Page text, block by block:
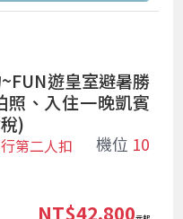
遊皇室避暑勝
照、入住一晚凱賓
)
機位 10
第二人扣
NT$42,800